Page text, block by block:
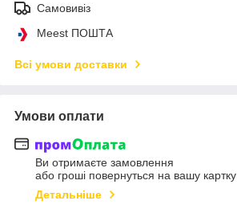
Самовивіз
Meest ПОШТА
Всі умови доставки
Умови оплати
Ви отримаєте замовлення
або гроші повернуться на вашу картку
Детальніше